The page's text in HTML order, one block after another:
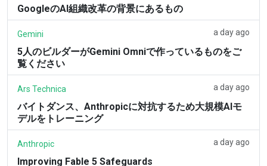
GoogleのAI組織改革の背景にあるもの
Gemini a day ago
5人のビルダーがGemini Omniで作っているものをご
覧ください
Ars Technica a day ago
バイトダンス、Anthropicに対抗するため大規模AIモ
デルをトレーニング
Anthropic a day ago
Improving Fable 5 Safeguards